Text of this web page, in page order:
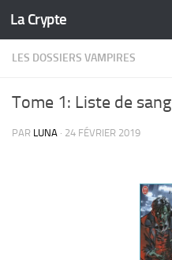
Skip to content
La Crypte
LES DOSSIERS VAMPIRES
Tome 1: Liste de sang
PAR LUNA · 24 FÉVRIER 2019